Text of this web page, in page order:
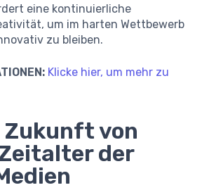
eine kontinuierliche
um im harten Wettbewerb
zu bleiben.
Klicke hier, um mehr zu
Zukunft von
der